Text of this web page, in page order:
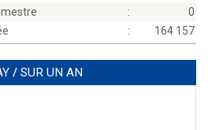
:
0
: 164 157
/ SUR UN AN